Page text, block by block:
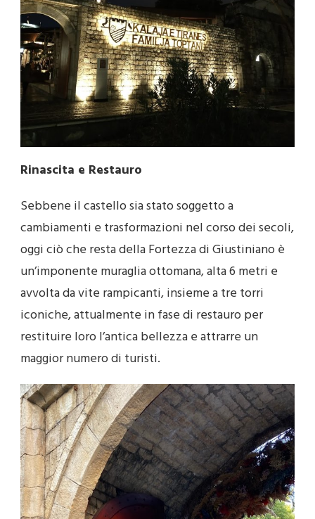
Rinascita e Restauro
Sebbene il castello sia stato soggetto a
cambiamenti e trasformazioni nel corso dei secoli,
oggi ciò che resta della Fortezza di Giustiniano è
un’imponente muraglia ottomana, alta 6 metri e
avvolta da vite rampicanti, insieme a tre torri
iconiche, attualmente in fase di restauro per
restituire loro l’antica bellezza e attrarre un
maggior numero di turisti.